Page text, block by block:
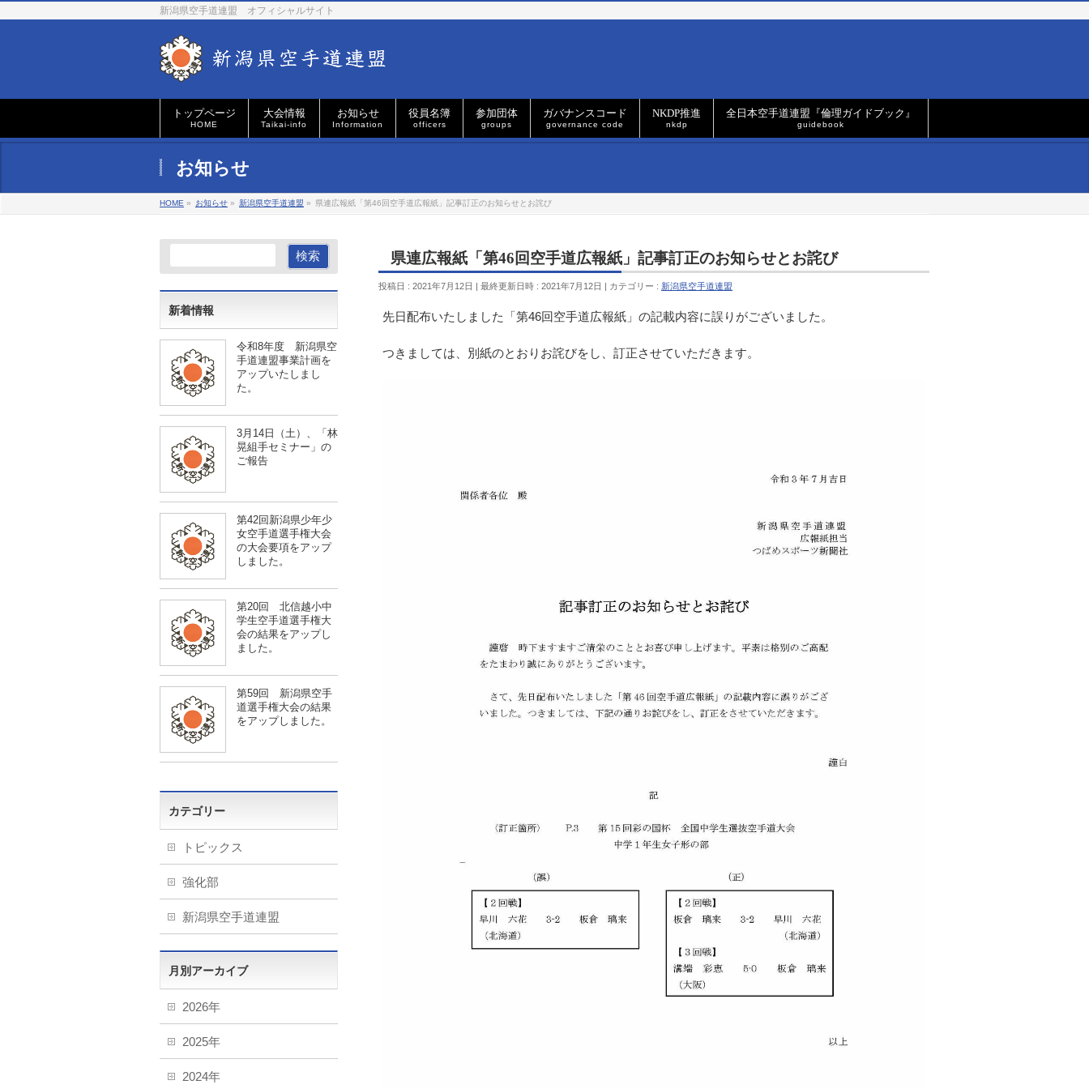
新潟県空手道連盟 オフィシャルサイト
トップページ
HOME
大会情報
Taikai-info
お知らせ
Information
役員名簿
officers
参加団体
groups
ガバナンスコード
governance code
NKDP推進
nkdp
全日本空手道連盟『倫理ガイドブック』
guidebook
お知らせ
HOME » お知らせ » 新潟県空手道連盟 » 県連広報紙「第46回空手道広報紙」記事訂正のお知らせとお詫び
県連広報紙「第46回空手道広報紙」記事訂正のお知らせとお詫び
投稿日 : 2021年7月12日 最終更新日時 : 2021年7月12日 カテゴリー : 新潟県空手道連盟
先日配布いたしました「第46回空手道広報紙」の記載内容に誤りがございました。
つきましては、別紙のとおりお詫びをし、訂正させていただきます。
新着情報
令和8年度 新潟県空
手道連盟事業計画を
アップいたしまし
た。
3月14日（土）、「林
晃組手セミナー」の
ご報告
第42回新潟県少年少
女空手道選手権大会
の大会要項をアップ
しました。
第20回 北信越小中
学生空手道選手権大
会の結果をアップし
ました。
第59回 新潟県空手
道選手権大会の結果
をアップしました。
カテゴリー
トピックス
強化部
新潟県空手道連盟
月別アーカイブ
2026年
2025年
2024年